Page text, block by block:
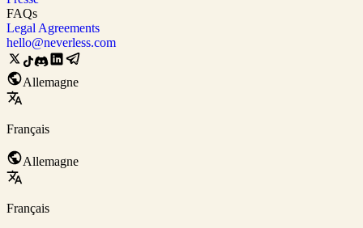
FAQs
Legal Agreements
hello@neverless.com
Allemagne
Français
Allemagne
Français